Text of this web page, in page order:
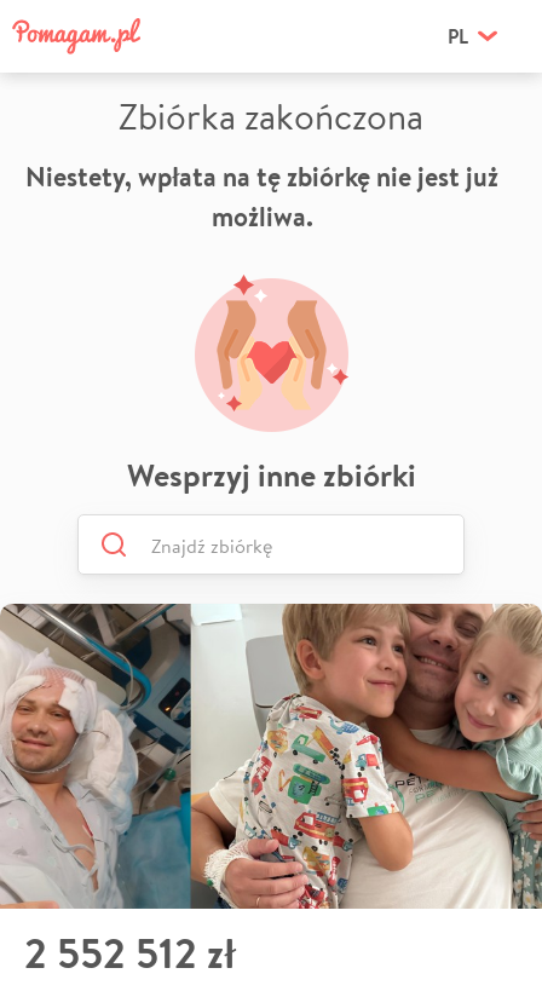
PL
Zbiórka zakończona
Niestety, wpłata na tę zbiórkę nie jest już
możliwa.
Wesprzyj inne zbiórki
2 552 512 zł